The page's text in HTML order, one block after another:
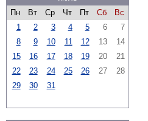
Пн
Вт Ср Чт Пт Сб
Вс
1
2 3 4 5 6
7
8
9 10 11 12 13
14
15
16 17 18 19 20
21
22
23 24 25 26 27
28
29
30 31